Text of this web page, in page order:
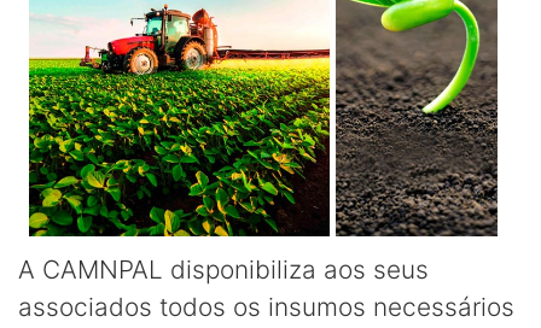
A CAMNPAL disponibiliza aos seus
associados todos os insumos necessários